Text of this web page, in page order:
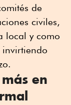
de
civiles,
local y como
invirtiendo
en